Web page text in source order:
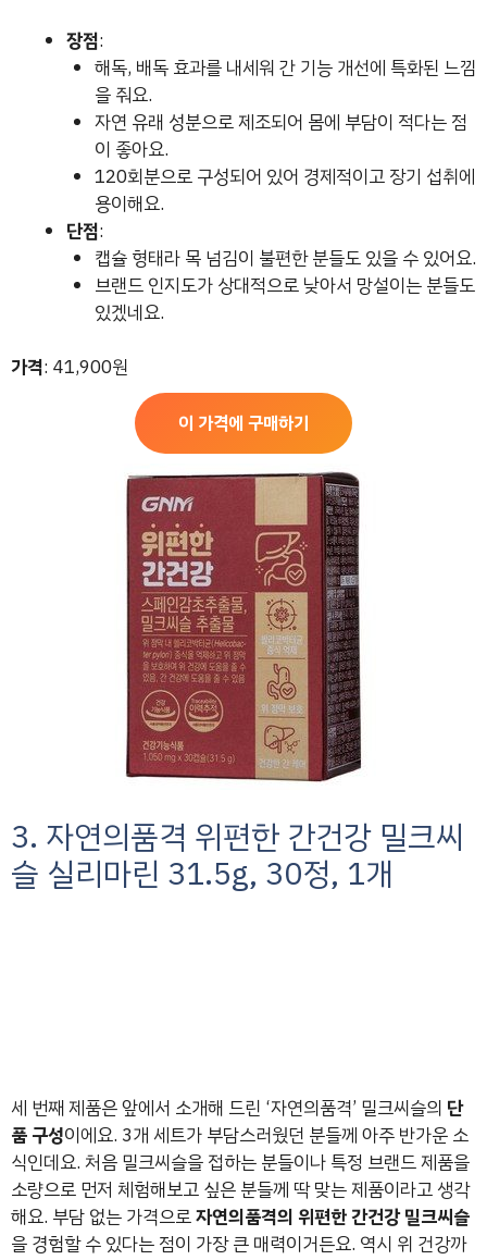
장점:
해독, 배독 효과를 내세워 간 기능 개선에 특화된 느낌
을 줘요.
자연 유래 성분으로 제조되어 몸에 부담이 적다는 점
이 좋아요.
120회분으로 구성되어 있어 경제적이고 장기 섭취에
용이해요.
단점:
캡슐 형태라 목 넘김이 불편한 분들도 있을 수 있어요.
브랜드 인지도가 상대적으로 낮아서 망설이는 분들도
있겠네요.
가격: 41,900원
이 가격에 구매하기
3. 자연의품격 위편한 간건강 밀크씨
슬 실리마린 31.5g, 30정, 1개
세 번째 제품은 앞에서 소개해 드린 ‘자연의품격’ 밀크씨슬의 단
품 구성이에요. 3개 세트가 부담스러웠던 분들께 아주 반가운 소
식인데요. 처음 밀크씨슬을 접하는 분들이나 특정 브랜드 제품을
소량으로 먼저 체험해보고 싶은 분들께 딱 맞는 제품이라고 생각
해요. 부담 없는 가격으로자연의품격의 위편한 간건강 밀크씨슬
을 경험할 수 있다는 점이 가장 큰 매력이거든요. 역시 위 건강까